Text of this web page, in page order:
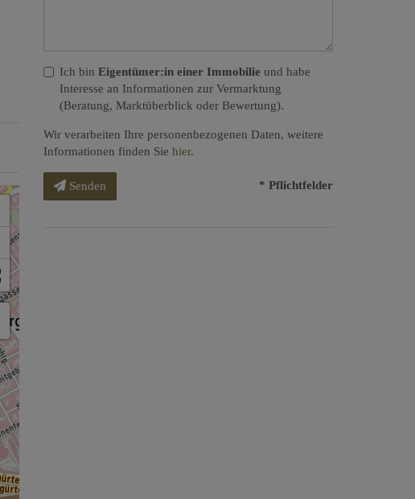
Ich bin Eigentümer:in einer Immobilie und habe
Interesse an Informationen zur Vermarktung
(Beratung, Marktüberblick oder Bewertung).
Wir verarbeiten Ihre personenbezogenen Daten, weitere
Informationen finden Sie hier.
Senden * Pflichtfelder